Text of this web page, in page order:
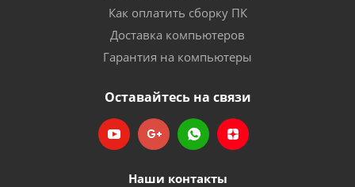
Как оплатить сборку ПК
Доставка компьютеров
Гарантия на компьютеры
Оставайтесь на связи
Наши контакты